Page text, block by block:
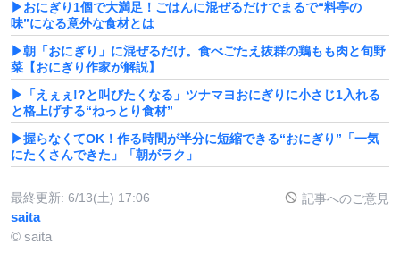
▶おにぎり1個で大満足！ごはんに混ぜるだけでまるで“料亭の
味”になる意外な食材とは
▶朝「おにぎり」に混ぜるだけ。食べごたえ抜群の鶏もも肉と旬野
菜【おにぎり作家が解説】
▶「えぇぇ!?と叫びたくなる」ツナマヨおにぎりに小さじ1入れる
と格上げする“ねっとり食材”
▶握らなくてOK！作る時間が半分に短縮できる“おにぎり”「一気
にたくさんできた」「朝がラク」
最終更新: 6/13(土) 17:06 記事へのご意見
saita
© saita